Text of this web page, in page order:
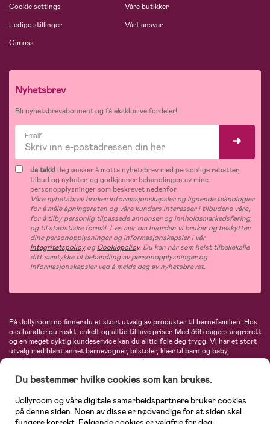
Cookie settings
Ledige stillinger
Om oss
Våre butikker
Vårt ansvar
Nyhetsbrev
Bli nyhetsbrevabonnent og få eksklusive fordeler!
Email*
Ja takk!Jeg ønsker å motta nyhetsbrev med personlige rabatter,
tilbud og nyheter, og godkjenner behandlingen av mine
personopplysninger som beskrevet nedenfor.
Våre nyhetsbrev bruker informasjonskapsler og lignende teknologier
for å måle åpningsraten og våre kunders interesser i tilbudene våre,
for å tilby personlig tilpassede annonser og innholdsmarkedsføring,
og til statistiske formål. Les mer om hvordan vi bruker og beskytter
dine personopplysninger og informasjonskapsler i vår
IntegritetspolicyogCookiepolicy. Du kan når som helst tilbakekalle
ditt samtykke til behandling av personopplysninger og
informasjonskapsler ved å melde deg av nyhetsbrevet.
På Jollyroom.no finner du et stort utvalg av produkter til barnefamilien. Hos
oss handler du raskt, enkelt og alltid til lave priser. Med 365 dagers angrerett
og en meget dyktig kundeservice kan du alltid føle deg trygg. Vi har et stort
utvalg med blant annet barnevogner, bilstoler, klær til barn og baby,
produkter til mor, mengder av inspirerende interiør, leker, babyustyr og mye
Maxi-Cosi, Baby Jogger, BabyBjörn, Didriksons, KidKraft, Ergobaby, Philips
største nettbutikk for barn og baby!
Du bestemmer hvilke cookies som kan brukes.
Jollyroom og våre digitale samarbeidspartnere bruker cookies
på denne siden. Noen av disse er nødvendige for at siden skal